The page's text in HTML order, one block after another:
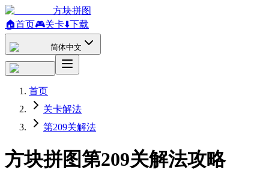
方块拼图
🏠首页🎮关卡⬇️下载
简体中文
首页
关卡解法
第209关解法
方块拼图第209关解法攻略